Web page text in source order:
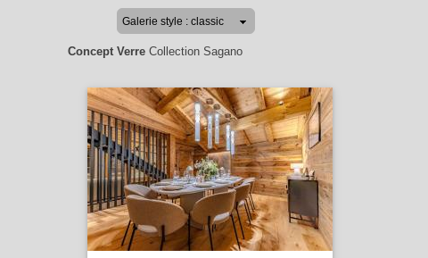
Concept Verre Collection Sagano